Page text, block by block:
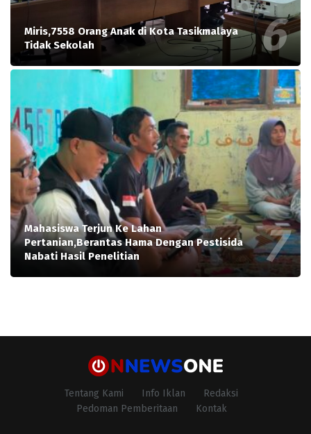
Miris,7558 Orang Anak di Kota Tasikmalaya
Tidak Sekolah
Mahasiswa Terjun Ke Lahan
Pertanian,Berantas Hama Dengan Pestisida
Nabati Hasil Penelitian
Tentang Kami Info Iklan
Redaksi
Pedoman Pemberitaan
Kontak